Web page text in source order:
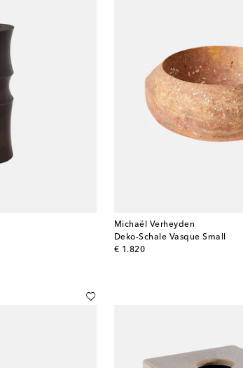
Michaël Verheyden
Deko-Schale Vasque Small
€ 1.820
original price